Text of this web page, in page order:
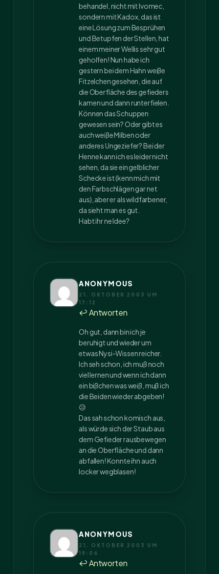
behandel, nicht mit Ivomec,
sondern mit Kadox, das ist
eine Lösung zum Besprühen
und Betupfen der Stellen, hat
einem meiner Wellis sehr gut
geholfen! Nun habe ich
gestern bei dem Hahn weiße
Fitzelchen gesehen, die auf
die Oberfläche des gefieders
kamen und dann runterfielen.
Können das Schuppen
gewesen sein? Oder gibt es
auch weiße Milben oder
anderes Ungeziefer? Bei der
Henne kann ich es leider nicht
sehen, da sie ein gelblicher
Schecke ist (kenn mich mit
den Farbschlägen gar net
aus), aber er als wildfarbener,
da sieht man es gut.
Habt ihr ne Idee?
ANONYMOUS
21. OKTOBER 2003 UM
17:12
↩ Antworten
Oh gut, dann bin ich je
beruhigt und wieder um
etwas Nysi-Wissen reicher.
Ich seh schon, ich muß noch
viel lernen und wenn ich dann
ein bißchen was weiß, muß ich
die Beiden wieder abgeben!
😥
Das sah schon komisch aus,
als würde sich der Staub aus
dem Gefieder rausbewegen
an die Oberfläche und dann
abfallen! Konnte ihn auch
locker wegblasen!
ANONYMOUS
21. OKTOBER 2003 UM
19:06
↩ Antworten